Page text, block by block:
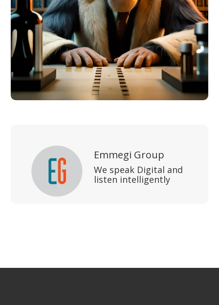
Emmegi Group
We speak Digital and
listen intelligently